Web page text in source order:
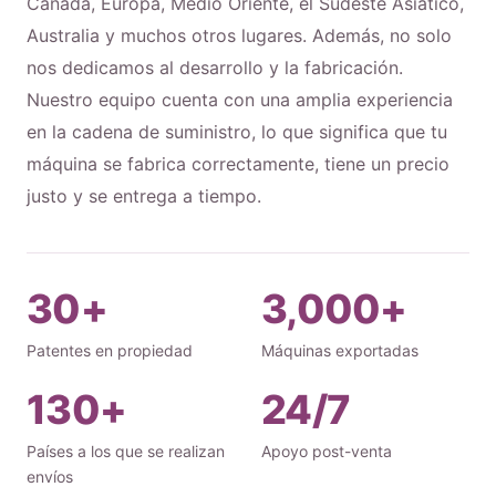
Australia y muchos otros lugares. Además, no solo
nos dedicamos al desarrollo y la fabricación.
Nuestro equipo cuenta con una amplia experiencia
en la cadena de suministro, lo que significa que tu
máquina se fabrica correctamente, tiene un precio
justo y se entrega a tiempo.
30+
Patentes en propiedad
3,000+
Máquinas exportadas
130+
Países a los que se realizan
envíos
24/7
Apoyo post-venta